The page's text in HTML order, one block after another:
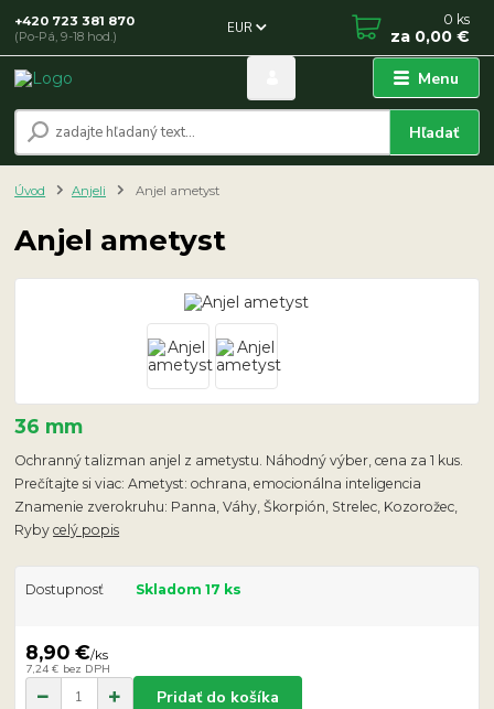
Menu
EUR
Hľadať
+420 723 381 870
(Po-Pá, 9-18 hod.)
0 ks
za 0,00 €
Úvod Anjeli Anjel ametyst
Anjel ametyst
36 mm
Ochranný talizman anjel z ametystu. Náhodný výber, cena za 1 kus.
Prečítajte si viac: Ametyst: ochrana, emocionálna inteligencia
Znamenie zverokruhu: Panna, Váhy, Škorpión, Strelec, Kozorožec,
Rybycelý popis
Dostupnosť Skladom 17 ks
8,90 €/ks
7,24 € bez DPH
Pridať do košíka